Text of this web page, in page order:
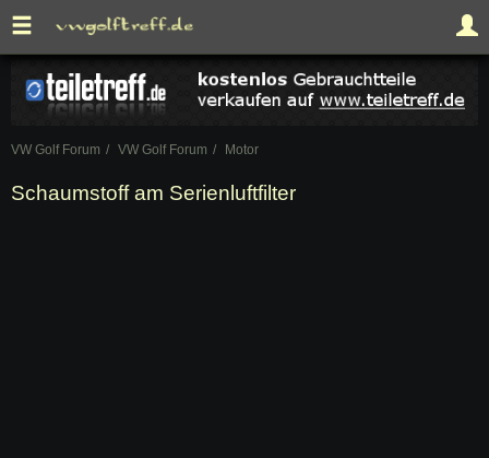
VW Golf Forum VW Golf Forum Motor
Schaumstoff am Serienluftfilter